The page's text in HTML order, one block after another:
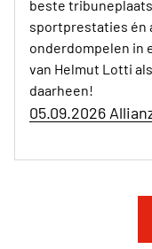
beste
sportprestaties én
onderdompelen in
van Helmut Lotti
daarheen!
05.09.2026